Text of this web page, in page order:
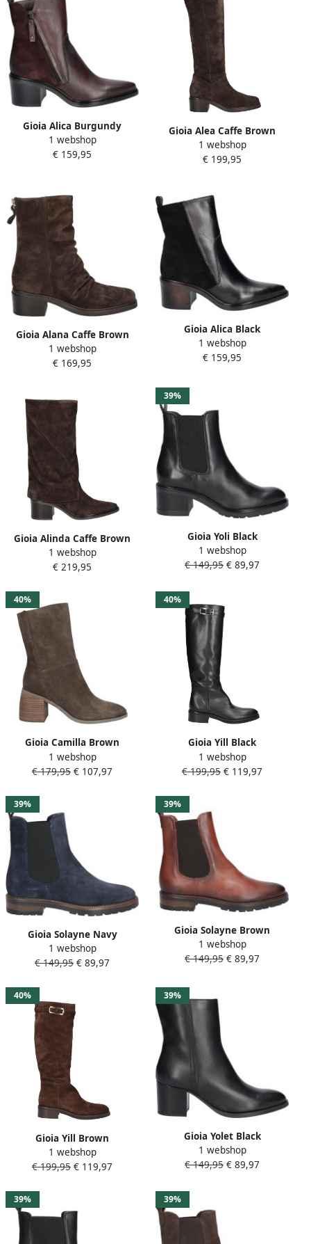
Gioia Alica Burgundy
1 webshop
€ 159,95
Gioia Alea Caffe Brown
1 webshop
€ 199,95
Gioia Alana Caffe Brown
1 webshop
€ 169,95
Gioia Alica Black
1 webshop
€ 159,95
Gioia Alinda Caffe Brown
1 webshop
€ 219,95
39%
Gioia Yoli Black
1 webshop
€ 149,95 € 89,97
40%
Gioia Camilla Brown
1 webshop
€ 179,95 € 107,97
40%
Gioia Yill Black
1 webshop
€ 199,95 € 119,97
39%
Gioia Solayne Navy
1 webshop
€ 149,95 € 89,97
39%
Gioia Solayne Brown
1 webshop
€ 149,95 € 89,97
40%
Gioia Yill Brown
1 webshop
€ 199,95 € 119,97
39%
Gioia Yolet Black
1 webshop
€ 149,95 € 89,97
39% 39%